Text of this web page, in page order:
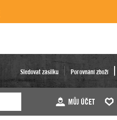
Sledovat zásilku Porovnání zboží
MŮJ ÚČET